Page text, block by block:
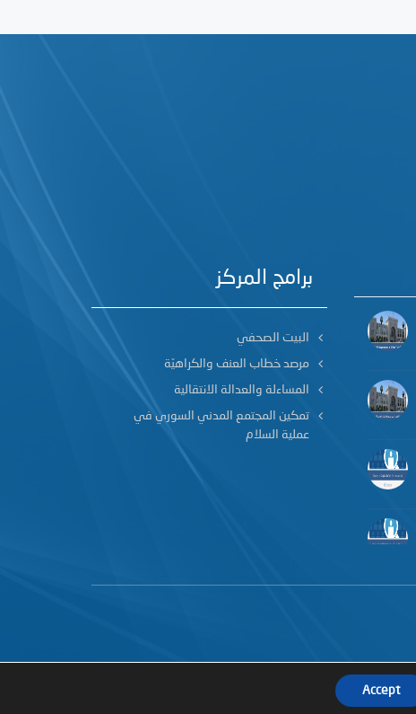
برامج المركز
البيت الصحفي
مرصد خطاب العنف والكراهيّة
المساءلة والعدالة الانتقالية
تمكين المجتمع المدني السوري في
عملية السلام
Accept